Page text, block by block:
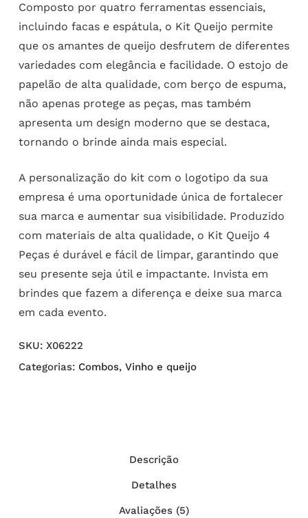
Composto por quatro ferramentas essenciais,
incluindo facas e espátula, o Kit Queijo permite
que os amantes de queijo desfrutem de diferentes
variedades com elegância e facilidade. O estojo de
papelão de alta qualidade, com berço de espuma,
não apenas protege as peças, mas também
apresenta um design moderno que se destaca,
tornando o brinde ainda mais especial.
A personalização do kit com o logotipo da sua
empresa é uma oportunidade única de fortalecer
sua marca e aumentar sua visibilidade. Produzido
com materiais de alta qualidade, o Kit Queijo 4
Peças é durável e fácil de limpar, garantindo que
seu presente seja útil e impactante. Invista em
brindes que fazem a diferença e deixe sua marca
em cada evento.
SKU: X06222
Categorias: Combos, Vinho e queijo
Descrição
Detalhes
Avaliações (5)